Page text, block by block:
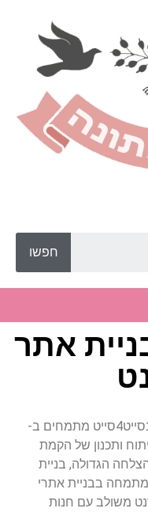
חפשו
– בניית אתר
050-3251188 | 054-2251188 אנו בסייט4סייט מתמחים ב-
ותכנון של הקמת
הגדולה, בניית
לעסקים גדו סייט4סייט מתמחה בבניית אתרי
משולב עם חנות